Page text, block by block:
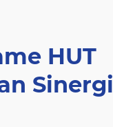
HUT
Sinergi